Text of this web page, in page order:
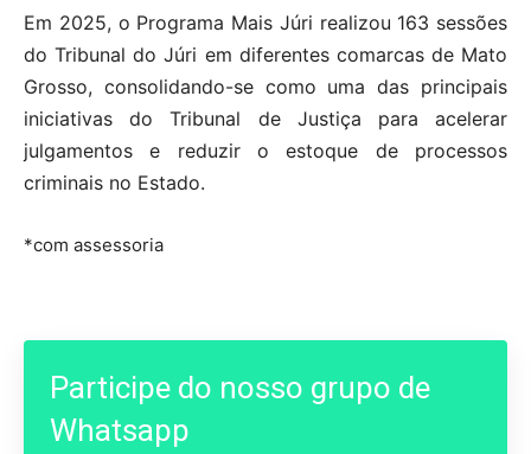
Em 2025, o Programa Mais Júri realizou 163 sessões
do Tribunal do Júri em diferentes comarcas de Mato
Grosso, consolidando-se como uma das principais
iniciativas do Tribunal de Justiça para acelerar
julgamentos e reduzir o estoque de processos
criminais no Estado.
*com assessoria
Participe do nosso grupo de
Whatsapp